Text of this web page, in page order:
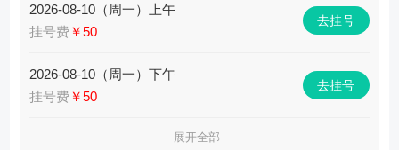
2026-08-10（周一）上午
挂号费 ￥50
去挂号
2026-08-10（周一）下午
挂号费 ￥50
去挂号
展开全部